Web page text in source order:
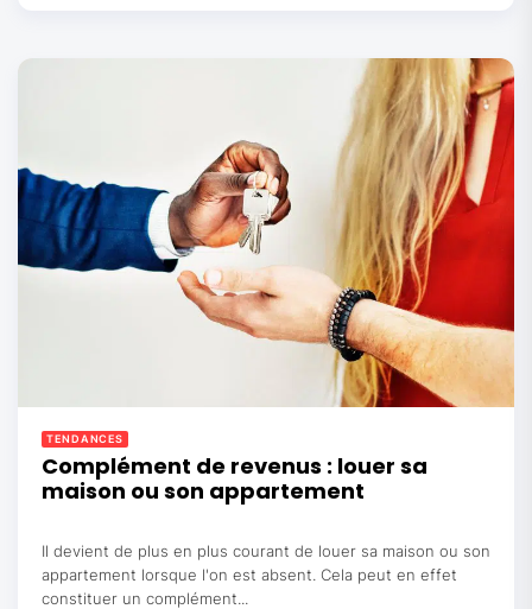
TENDANCES
Complément de revenus : louer sa
maison ou son appartement
Il devient de plus en plus courant de louer sa maison ou son
appartement lorsque l'on est absent. Cela peut en effet
constituer un complément...